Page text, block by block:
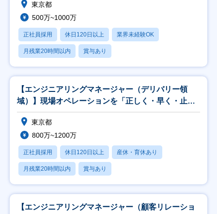
東京都
500万~1000万
正社員採用 休日120日以上 業界未経験OK
月残業20時間以内 賞与あり
【エンジニアリングマネージャー（デリバリー領
域）】現場オペレーションを「正しく・早く・止ま
らず」回す
東京都
800万~1200万
正社員採用 休日120日以上 産休・育休あり
月残業20時間以内 賞与あり
【エンジニアリングマネージャー（顧客リレーショ